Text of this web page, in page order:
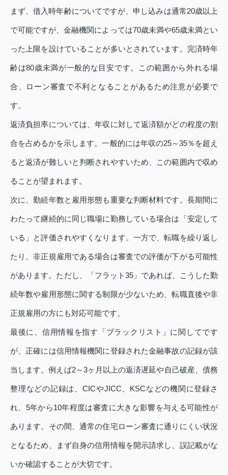
まず、借入時年齢についてですが、申し込みは通常20歳以上
で可能ですが、金融機関によっては70歳未満や65歳未満とい
った上限を設けていることが多いとされています。完済時年
齢は80歳未満が一般的な目安です。この範囲から外れる場
合、ローン審査で不利となることがあるため注意が必要で
す。
返済負担率については、年収に対して返済額がどの程度の割
合を占めるかを示します。一般的には年収の25～35％を超え
ると返済が難しいと判断されやすいため、この範囲内で収め
ることが望まれます。
次に、勤続年数と雇用形態も重要な判断材料です。長期間に
わたって継続的に同じ職場に勤務している場合は「安定して
いる」と評価されやすくなります。一方で、転職を繰り返し
たり、非正規雇用である場合は審査での評価が下がる可能性
があります。ただし、「フラット35」であれば、こうした勤
続年数や雇用形態に関する制限が少ないため、転職直後や非
正規雇用の方にも対応可能です。
最後に、信用情報を指す「ブラックリスト」に関してです
が、正確には信用情報機関に登録された金融事故の記録が該
当します。例えば2～3ヶ月以上の返済遅延や自己破産、債務
整理などの記録は、CICやJICC、KSCなどの機関に登録さ
れ、5年から10年程度は審査に大きな影響を与える可能性が
あります。その間、通常の住宅ローン審査に通りにくい状況
となるため、まず自身の信用情報を開示請求し、誤記載がな
いか確認することが大切です。